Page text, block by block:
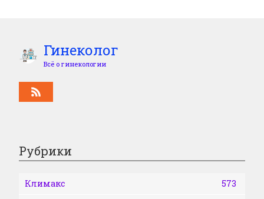
Гинеколог
Всё о гинекологии
Рубрики
Климакс
573